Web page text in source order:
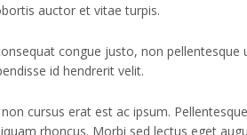
auctor et vitae turpis.
congue justo, non pellentesque
id hendrerit velit.
cursus erat est ac ipsum.
rhoncus. Morbi sed lectus eget